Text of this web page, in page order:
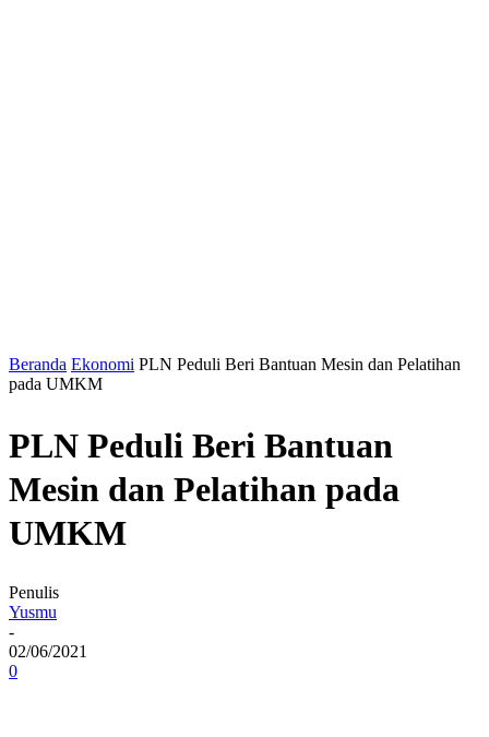
Beranda Ekonomi PLN Peduli Beri Bantuan Mesin dan Pelatihan
pada UMKM
PLN Peduli Beri Bantuan
Mesin dan Pelatihan pada
UMKM
Penulis
Yusmu
-
02/06/2021
0